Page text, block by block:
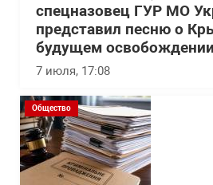
спецназовец ГУР МО
представил песню о
будущем освобождении
7 июля, 17:08
Общество